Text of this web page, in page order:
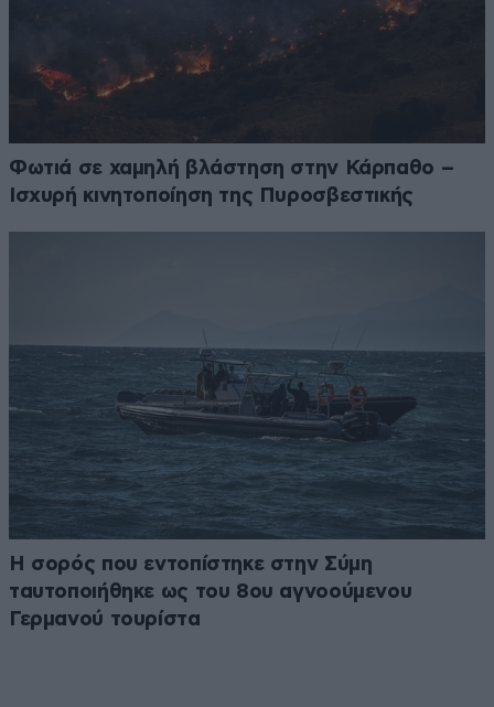
Φωτιά σε χαμηλή βλάστηση στην Κάρπαθο –
Ισχυρή κινητοποίηση της Πυροσβεστικής
Η σορός που εντοπίστηκε στην Σύμη
ταυτοποιήθηκε ως του 8ου αγνοούμενου
Γερμανού τουρίστα